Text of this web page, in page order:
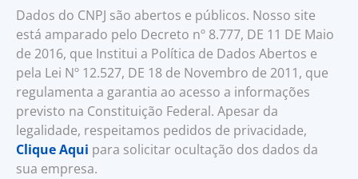
Dados do CNPJ são abertos e públicos. Nosso site
está amparado pelo Decreto nº 8.777, DE 11 DE Maio
de 2016, que Institui a Política de Dados Abertos e
pela Lei Nº 12.527, DE 18 de Novembro de 2011, que
regulamenta a garantia ao acesso a informações
previsto na Constituição Federal. Apesar da
legalidade, respeitamos pedidos de privacidade,
Clique Aqui para solicitar ocultação dos dados da
sua empresa.